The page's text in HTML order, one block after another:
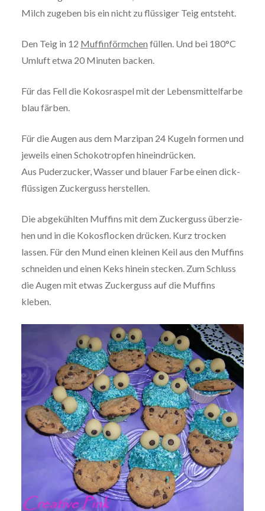
Milch zugeben bis ein nicht zu flüssiger Teig entsteht.
Den Teig in 12 Muf­fin­förm­chen füllen. Und bei 180°C
Umluft etwa 20 Minuten backen.
Für das Fell die Kokos­ras­pel mit der Lebens­mit­tel­far­be
blau färben.
Für die Augen aus dem Marzipan 24 Kugeln formen und
jeweils einen Scho­ko­trop­fen hineindrücken.
Aus Puder­zu­cker, Wasser und blauer Farbe einen dick­
flüs­si­gen Zucker­guss herstellen.
Die abge­kühl­ten Muffins mit dem Zucker­guss über­zie­
hen und in die Kokos­flo­cken drücken. Kurz trocken
lassen. Für den Mund einen kleinen Keil aus den Muffins
schneiden und einen Keks hinein stecken. Zum Schluss
die Augen mit etwas Zucker­guss auf die Muffins
kleben.